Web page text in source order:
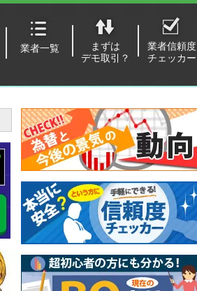
業者一覧
まずは
デモ取引？
業者信頼度
チェッカー